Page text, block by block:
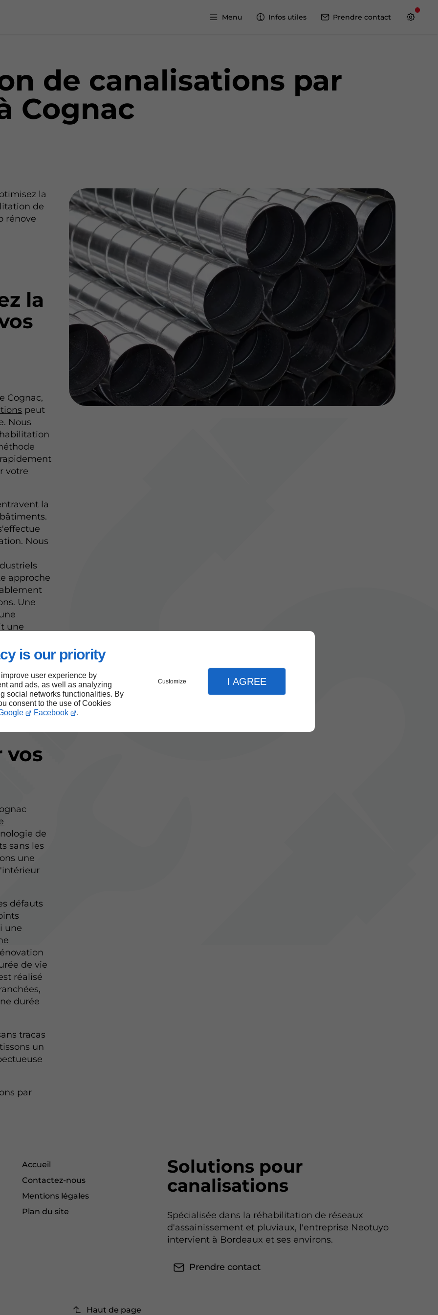
is our priority
user experience by
and ads, as well as analyzing
social networks functionalities. By
consent to the use of Cookies
Facebook .
Customize I AGREE
Menu Infos utiles Prendre contact
de canalisations par
Cognac
la
de
rénove
la
Cognac,
peut
Nous
votre
la
Nous
approche
Une
une
vos
de
sans les
une
défauts
une
de vie
réalisé
durée
tracas
un
par
Accueil
Contactez-nous
Mentions légales
Plan du site
Solutions pour
canalisations
Spécialisée dans la réhabilitation de réseaux
d'assainissement et pluviaux, l'entreprise Neotuyo
intervient à Bordeaux et ses environs.
Prendre contact
Haut de page